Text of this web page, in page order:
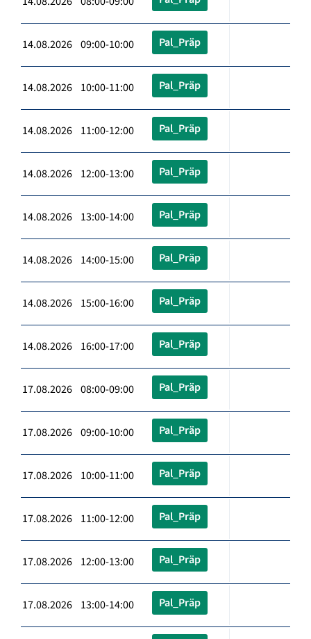
14.08.2026 09:00-10:00 Pal_Präp
14.08.2026 10:00-11:00 Pal_Präp
14.08.2026 11:00-12:00 Pal_Präp
14.08.2026 12:00-13:00 Pal_Präp
14.08.2026 13:00-14:00 Pal_Präp
14.08.2026 14:00-15:00 Pal_Präp
14.08.2026 15:00-16:00 Pal_Präp
14.08.2026 16:00-17:00 Pal_Präp
17.08.2026 08:00-09:00 Pal_Präp
17.08.2026 09:00-10:00 Pal_Präp
17.08.2026 10:00-11:00 Pal_Präp
17.08.2026 11:00-12:00 Pal_Präp
17.08.2026 12:00-13:00 Pal_Präp
17.08.2026 13:00-14:00 Pal_Präp